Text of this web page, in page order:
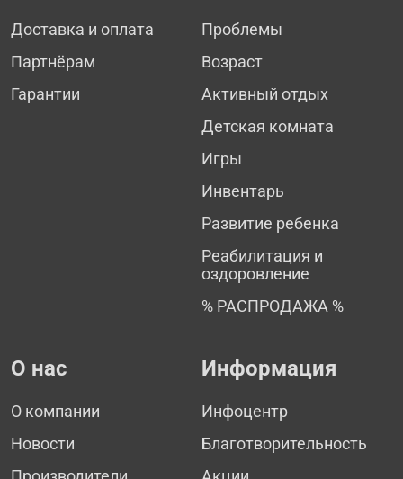
Доставка и оплата
Партнёрам
Гарантии
Проблемы
Возраст
Активный отдых
Детская комната
Игры
Инвентарь
Развитие ребенка
Реабилитация и
оздоровление
% РАСПРОДАЖА %
О нас
О компании
Новости
Информация
Инфоцентр
Благотворительность